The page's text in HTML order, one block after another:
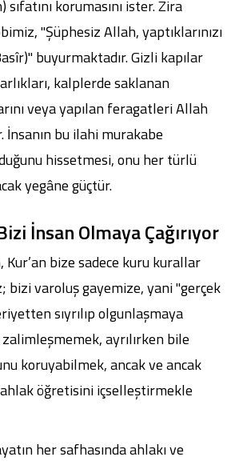
korumasını ister. Zira
"Şüphesiz Allah, yaptıklarınızı
buyurmaktadır. Gizli kapılar
kalplerde saklanan
veya yapılan feragatleri Allah
bu ilahi murakabe
hissetmesi, onu her türlü
yegâne güçtür.
İnsan Olmaya Çağırıyor
bize sadece kuru kurallar
bizi varoluş gayemize, yani "gerçek
sıyrılıp olgunlaşmaya
zalimleşmemek, ayrılırken bile
koruyabilmek, ancak ve ancak
öğretisini içselleştirmekle
her safhasında ahlakı ve